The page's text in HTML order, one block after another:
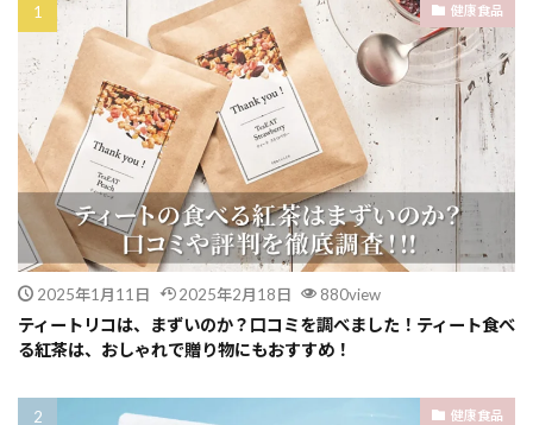
健康食品
2025年1月11日 2025年2月18日 880view
ティートリコは、まずいのか？口コミを調べました！ティート食べ
る紅茶は、おしゃれで贈り物にもおすすめ！
健康食品